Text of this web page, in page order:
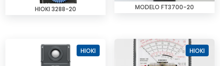
HIOKI 3288-20 MODELO FT3700-20
HIOKI HIOKI